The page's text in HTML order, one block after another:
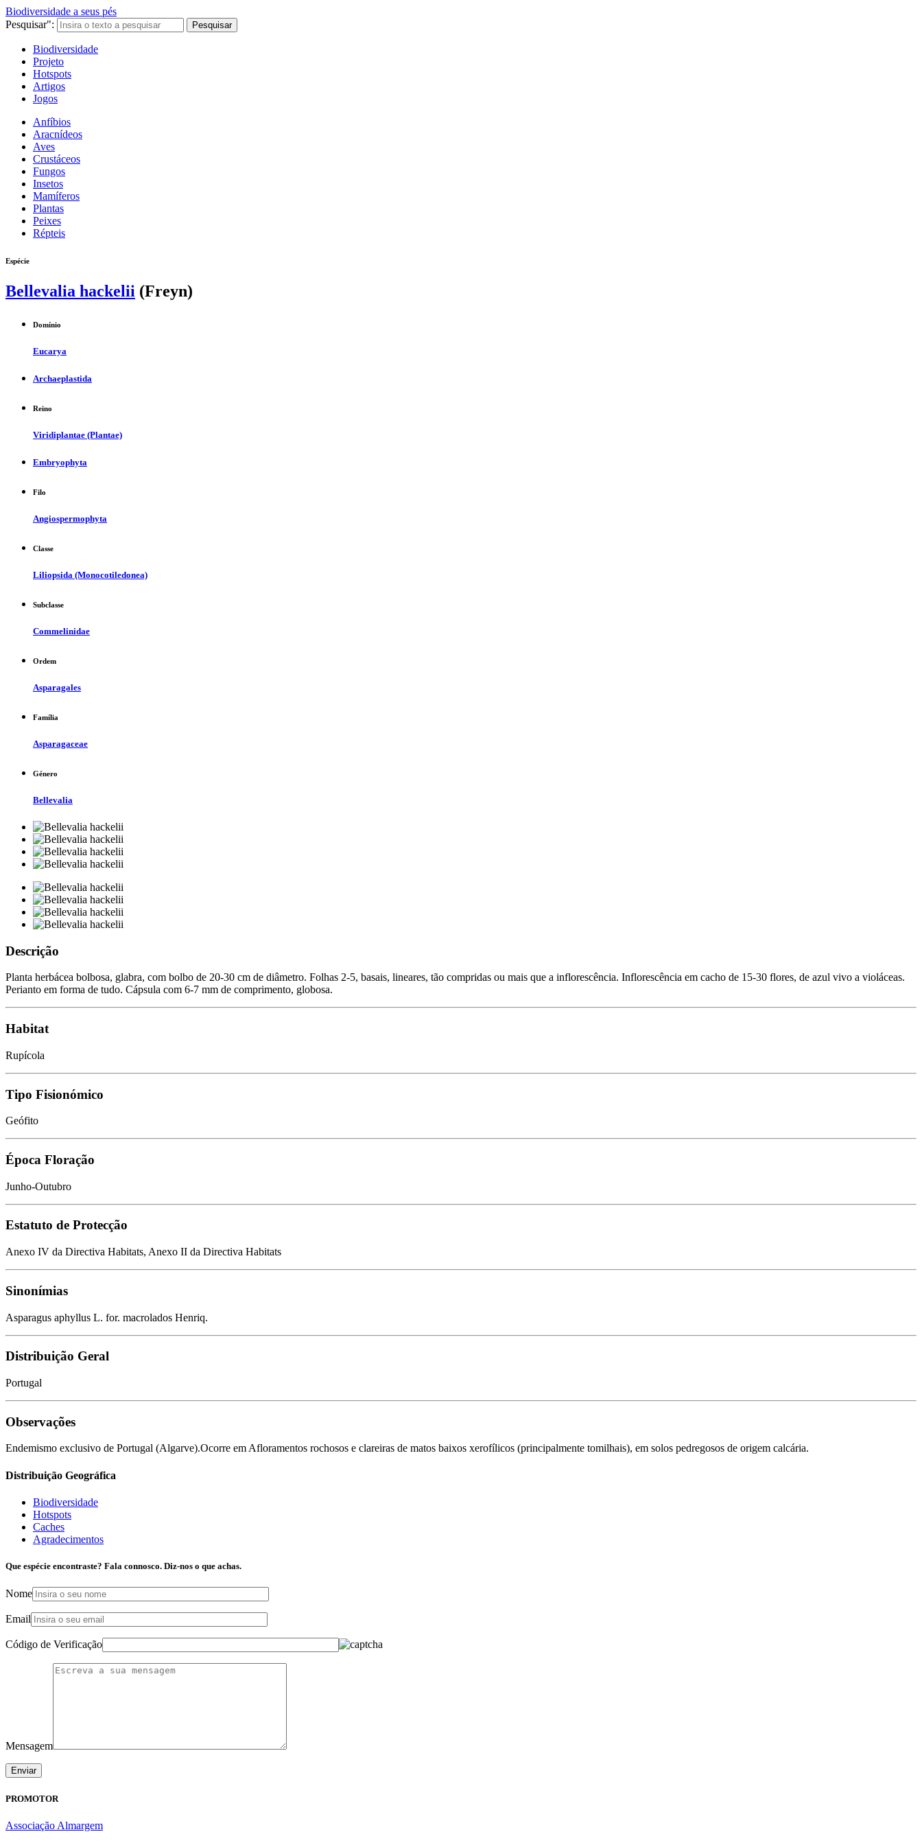
Biodiversidade a seus pés
Pesquisar":
Pesquisar
Biodiversidade
Projeto
Hotspots
Artigos
Jogos
Anfíbios
Aracnídeos
Aves
Crustáceos
Fungos
Insetos
Mamíferos
Plantas
Peixes
Répteis
Espécie
Bellevalia hackelii (Freyn)
Domínio
Eucarya
Archaeplastida
Reino
Viridiplantae (Plantae)
Embryophyta
Filo
Angiospermophyta
Classe
Liliopsida (Monocotiledonea)
Subclasse
Commelinidae
Ordem
Asparagales
Família
Asparagaceae
Género
Bellevalia
Descrição
Planta herbácea bolbosa, glabra, com bolbo de 20-30 cm de diâmetro. Folhas 2-5, basais, lineares, tão compridas ou mais que a inflorescência. Inflorescência em cacho de 15-30 flores, de azul vivo a violáceas.
Perianto em forma de tudo. Cápsula com 6-7 mm de comprimento, globosa.
Habitat
Rupícola
Tipo Fisionómico
Geófito
Época Floração
Junho-Outubro
Estatuto de Protecção
Anexo IV da Directiva Habitats, Anexo II da Directiva Habitats
Sinonímias
Asparagus aphyllus L. for. macrolados Henriq.
Distribuição Geral
Portugal
Observações
Endemismo exclusivo de Portugal (Algarve).Ocorre em Afloramentos rochosos e clareiras de matos baixos xerofílicos (principalmente tomilhais), em solos pedregosos de origem calcária.
Distribuição Geográfica
Biodiversidade
Hotspots
Caches
Agradecimentos
Que espécie encontraste? Fala connosco. Diz-nos o que achas.
Nome
Email
Código de Verificação
Mensagem
PROMOTOR
Associação Almargem